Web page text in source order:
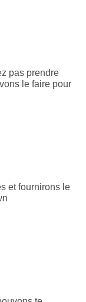
pas prendre
le faire pour
et fournirons le